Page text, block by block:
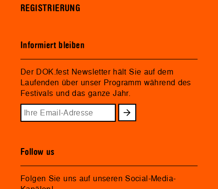
REGISTRIERUNG
Informiert bleiben
Der DOK.fest Newsletter hält Sie auf dem
Laufenden über unser Programm während des
Festivals und das ganze Jahr.
Follow us
Folgen Sie uns auf unseren Social-Media-